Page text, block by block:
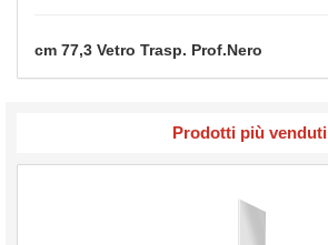
cm 77,3 Vetro Trasp. Prof.Nero
Prodotti più venduti